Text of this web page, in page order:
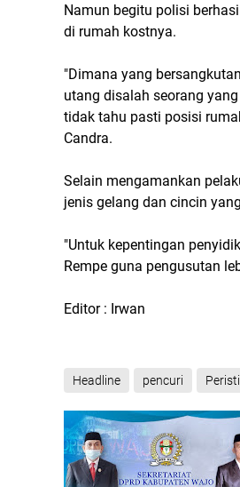
Namun begitu polisi
di rumah kostnya.
"Dimana yang
utang disalah seorang
tidak tahu pasti posisi
Candra.
Selain mengamankan
jenis gelang dan cincin
"Untuk kepentingan
Rempe guna pengusutan
Editor : Irwan
Headline pencuri